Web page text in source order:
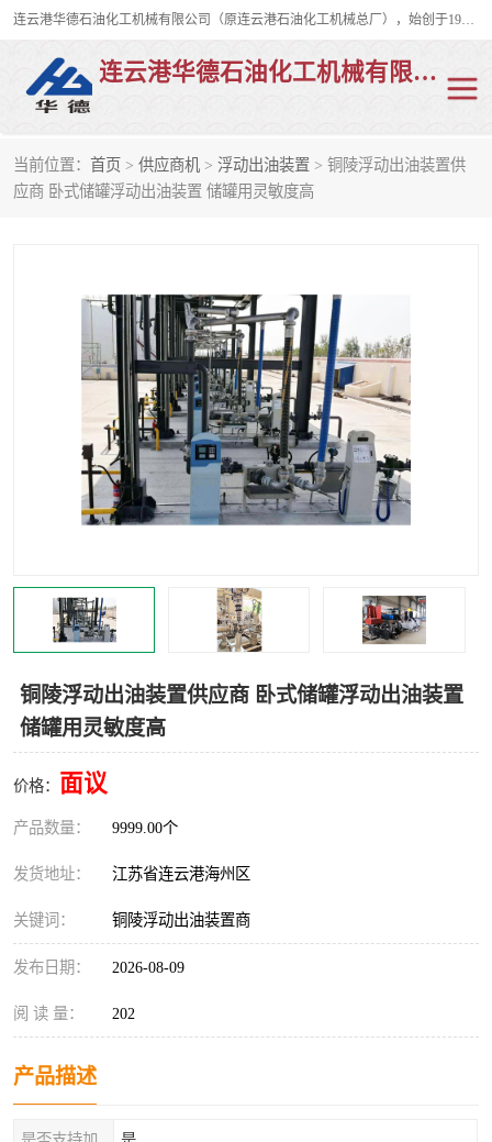
连云港华德石油化工机械有限公司（原连云港石油化工机械总厂），始创于1982年，是从事码头船用流体装卸臂、陆用流体装卸臂（鹤管）、活动梯、钢构平台、定量装车系统等全系列流体装卸设备的设计、制造、销售以及服务的专业供应商。
连云港华德石油化工机械有限公司
当前位置： 首页 > 供应商机 > 浮动出油装置 > 铜陵浮动出油装置供
应商 卧式储罐浮动出油装置 储罐用灵敏度高
铜陵浮动出油装置供应商 卧式储罐浮动出油装置
储罐用灵敏度高
价格： 面议
产品数量： 9999.00个
发货地址： 江苏省连云港海州区
关键词： 铜陵浮动出油装置商
发布日期： 2026-08-09
阅 读 量： 202
产品描述
陆用流体装卸臂 液化气鹤管
LNG鹤管 活动梯
平台栈桥 卸车鹤管
输油臂
紧急脱离干式接头 火车鹤管
汽车鹤管 顶部鹤管
浮动出油装置